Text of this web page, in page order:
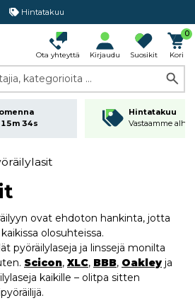
Hintatakuu
Ota yhteyttä Kirjaudu Suosikit
0
Kori
kategorioita ...
33s
Hintatakuu
Vastaamme
ovat ehdoton hankinta, jotta
olosuhteissa.
pyöräilylaseja ja linssejä monilta
Scicon, XLC, BBB, Oakley ja
kaikille – olitpa sitten